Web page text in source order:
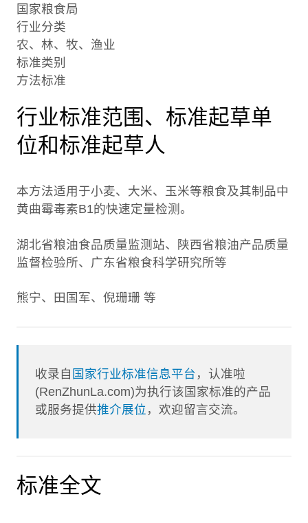
国家粮食局
行业分类
农、林、牧、渔业
标准类别
方法标准
行业标准范围、标准起草单
位和标准起草人
本方法适用于小麦、大米、玉米等粮食及其制品中
黄曲霉毒素B1的快速定量检测。
湖北省粮油食品质量监测站、陕西省粮油产品质量
监督检验所、广东省粮食科学研究所等
熊宁、田国军、倪珊珊 等
收录自 国家行业标准信息平台 ，认准啦
(RenZhunLa.com)为执行该国家标准的产品
或服务提供推介展位 ，欢迎留言交流。
标准全文